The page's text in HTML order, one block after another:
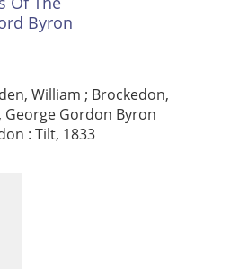
Byron
William ; Brockedon,
George Gordon Byron
: Tilt, 1833